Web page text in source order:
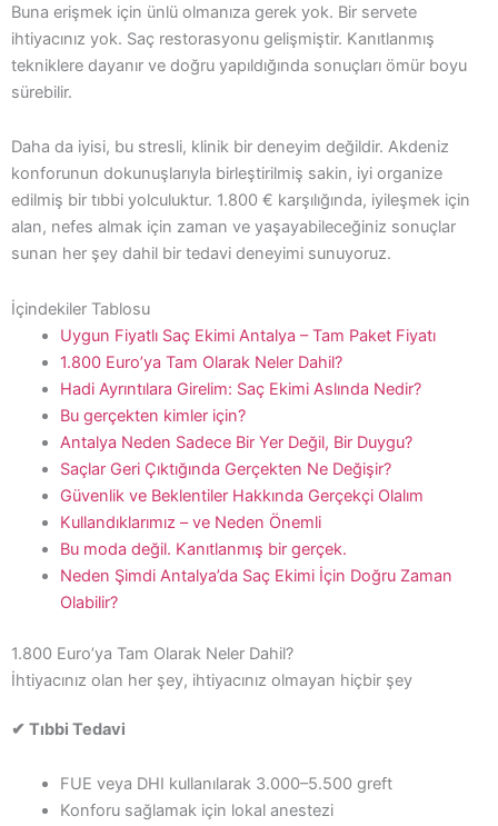
Buna erişmek için ünlü olmanıza gerek yok. Bir servete
ihtiyacınız yok. Saç restorasyonu gelişmiştir. Kanıtlanmış
tekniklere dayanır ve doğru yapıldığında sonuçları ömür boyu
sürebilir.
Daha da iyisi, bu stresli, klinik bir deneyim değildir. Akdeniz
konforunun dokunuşlarıyla birleştirilmiş sakin, iyi organize
edilmiş bir tıbbi yolculuktur. 1.800 € karşılığında, iyileşmek için
alan, nefes almak için zaman ve yaşayabileceğiniz sonuçlar
sunan her şey dahil bir tedavi deneyimi sunuyoruz.
İçindekiler Tablosu
Uygun Fiyatlı Saç Ekimi Antalya – Tam Paket Fiyatı
1.800 Euro’ya Tam Olarak Neler Dahil?
Hadi Ayrıntılara Girelim: Saç Ekimi Aslında Nedir?
Bu gerçekten kimler için?
Antalya Neden Sadece Bir Yer Değil, Bir Duygu?
Saçlar Geri Çıktığında Gerçekten Ne Değişir?
Güvenlik ve Beklentiler Hakkında Gerçekçi Olalım
Kullandıklarımız – ve Neden Önemli
Bu moda değil. Kanıtlanmış bir gerçek.
Neden Şimdi Antalya’da Saç Ekimi İçin Doğru Zaman
Olabilir?
1.800 Euro’ya Tam Olarak Neler Dahil?
İhtiyacınız olan her şey, ihtiyacınız olmayan hiçbir şey
✔ Tıbbi Tedavi
FUE veya DHI kullanılarak 3.000–5.500 greft
Konforu sağlamak için lokal anestezi